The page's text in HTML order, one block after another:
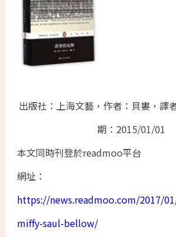
出版社：上海文藝，作者：貝婁，譯
期：2015/01/01
本文同時刊登於readmoo平台
網址：
https://news.readmoo.com/2017/
miffy-saul-bellow/